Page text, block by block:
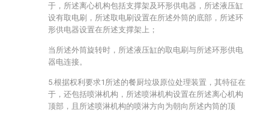
于，所述离心机构包括支撑架及环形供电器，所述液压缸
设有取电刷，所述取电刷设置在所述外筒的底部，所述环
形供电器设置在所述支撑架上；
当所述外筒旋转时，所述液压缸的取电刷与所述环形供电
器电连接。
5.根据权利要求1所述的餐厨垃圾原位处理装置，其特征在
于，还包括喷淋机构，所述喷淋机构设置在所述离心机构
顶部，且所述喷淋机构的喷淋方向为朝向所述内筒的顶